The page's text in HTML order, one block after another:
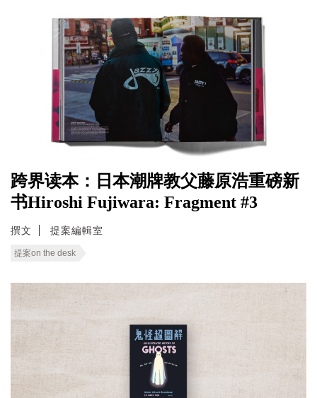
跨界读本：日本潮牌教父藤原浩重磅新
书Hiroshi Fujiwara: Fragment #3
撰文 提案編輯室
提案on the desk